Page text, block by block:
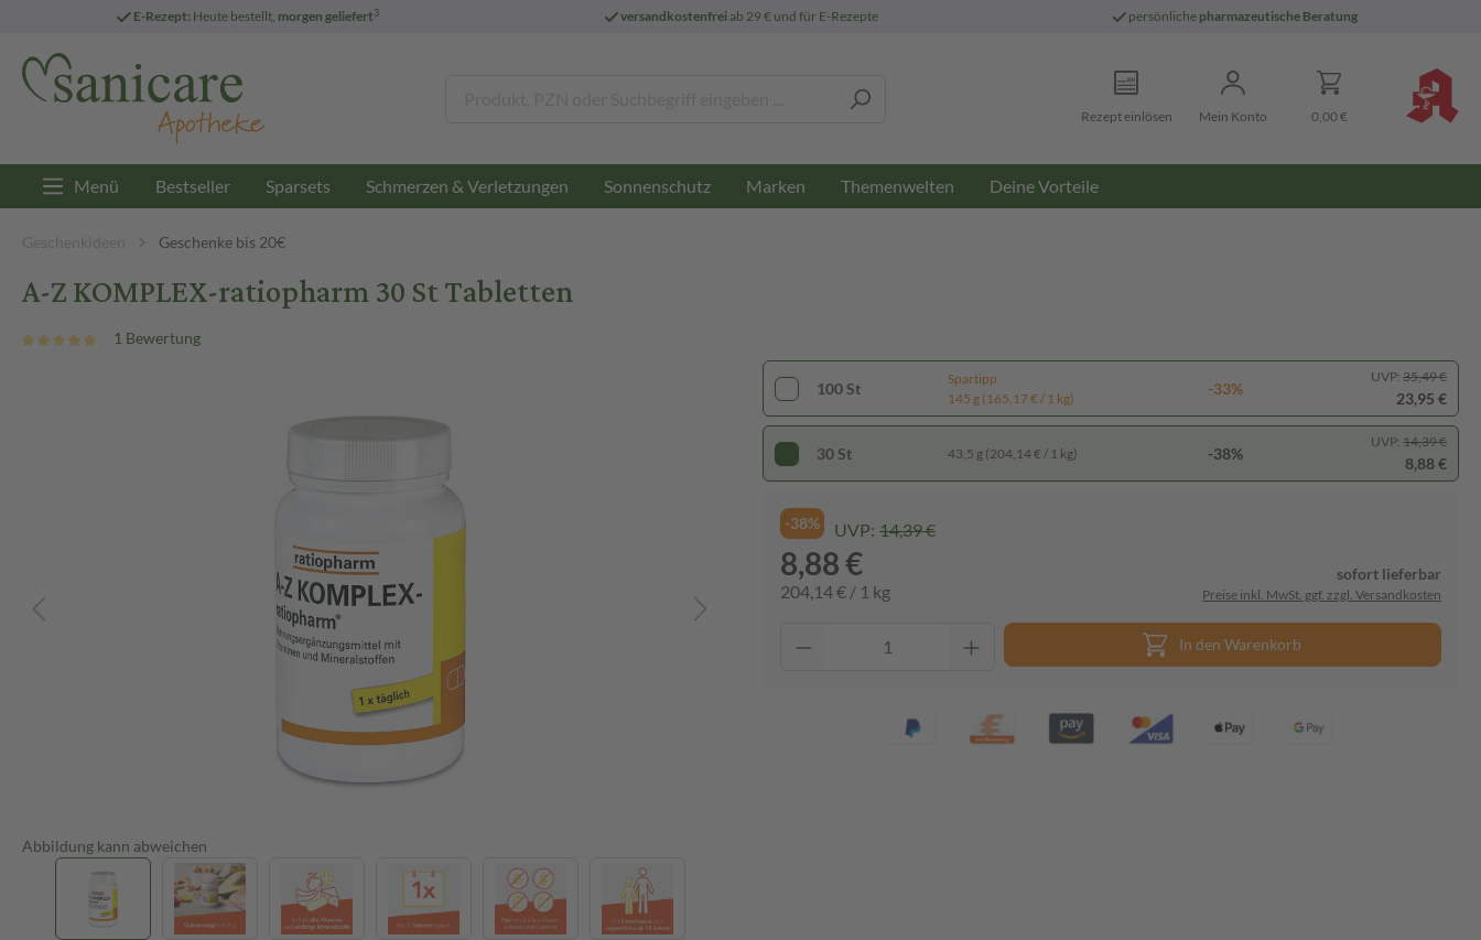
E-Rezept: Heute bestellt, morgen geliefert3 versandkostenfreiab 29 € und für E-Rezepte persönliche pharmazeutische Beratung
Rezept einlösen Mein Konto 0,00 €
Menü Bestseller Sparsets Schmerzen & Verletzungen Sonnenschutz Marken Themenwelten Deine Vorteile
Geschenkideen Geschenke bis 20€
A-Z KOMPLEX-ratiopharm 30 St Tabletten
1 Bewertung
Abbildung kann abweichen
100 St
Spartipp
145 g (165,17 € / 1 kg)
-33%
UVP: 35,49 €
23,95 €
30 St 43,5 g (204,14 € / 1 kg) -38%
UVP: 14,39 €
8,88 €
-38% UVP: 14,39 €
8,88 €
204,14 € / 1 kg
sofort lieferbar
Preise inkl. MwSt. ggf. zzgl. Versandkosten
In den Warenkorb